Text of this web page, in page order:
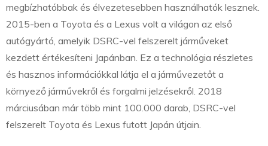
megbízhatóbbak és élvezetesebben használhatók lesznek.
2015-ben a Toyota és a Lexus volt a világon az első
autógyártó, amelyik DSRC-vel felszerelt járműveket
kezdett értékesíteni Japánban. Ez a technológia részletes
és hasznos információkkal látja el a járművezetőt a
környező járművekről és forgalmi jelzésekről. 2018
márciusában már több mint 100.000 darab, DSRC-vel
felszerelt Toyota és Lexus futott Japán útjain.